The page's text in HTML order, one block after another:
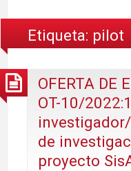
Etiqueta: pilot
OFERTA DE
OT-10/
de
proyecto